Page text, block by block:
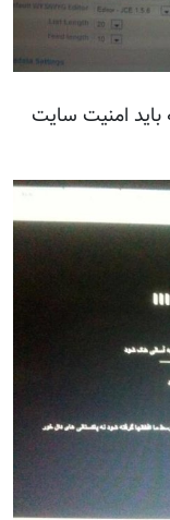
امنیت سایت